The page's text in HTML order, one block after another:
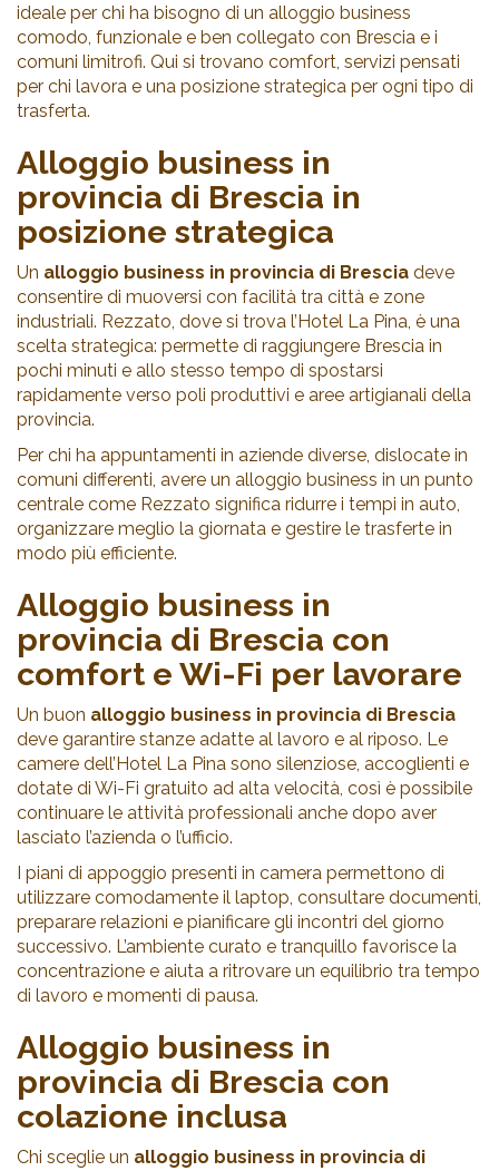
ideale per chi ha bisogno di un alloggio business
comodo, funzionale e ben collegato con Brescia e i
comuni limitrofi. Qui si trovano comfort, servizi pensati
per chi lavora e una posizione strategica per ogni tipo di
trasferta.
Alloggio business in
provincia di Brescia in
posizione strategica
Un alloggio business in provincia di Brescia deve
consentire di muoversi con facilità tra città e zone
industriali. Rezzato, dove si trova l’Hotel La Pina, è una
scelta strategica: permette di raggiungere Brescia in
pochi minuti e allo stesso tempo di spostarsi
rapidamente verso poli produttivi e aree artigianali della
provincia.
Per chi ha appuntamenti in aziende diverse, dislocate in
comuni differenti, avere un alloggio business in un punto
centrale come Rezzato significa ridurre i tempi in auto,
organizzare meglio la giornata e gestire le trasferte in
modo più efficiente.
Alloggio business in
provincia di Brescia con
comfort e Wi-Fi per lavorare
Un buon alloggio business in provincia di Brescia
deve garantire stanze adatte al lavoro e al riposo. Le
camere dell’Hotel La Pina sono silenziose, accoglienti e
dotate di Wi-Fi gratuito ad alta velocità, così è possibile
continuare le attività professionali anche dopo aver
lasciato l’azienda o l’ufficio.
I piani di appoggio presenti in camera permettono di
utilizzare comodamente il laptop, consultare documenti,
preparare relazioni e pianificare gli incontri del giorno
successivo. L’ambiente curato e tranquillo favorisce la
concentrazione e aiuta a ritrovare un equilibrio tra tempo
di lavoro e momenti di pausa.
Alloggio business in
provincia di Brescia con
colazione inclusa
Chi sceglie un alloggio business in provincia di